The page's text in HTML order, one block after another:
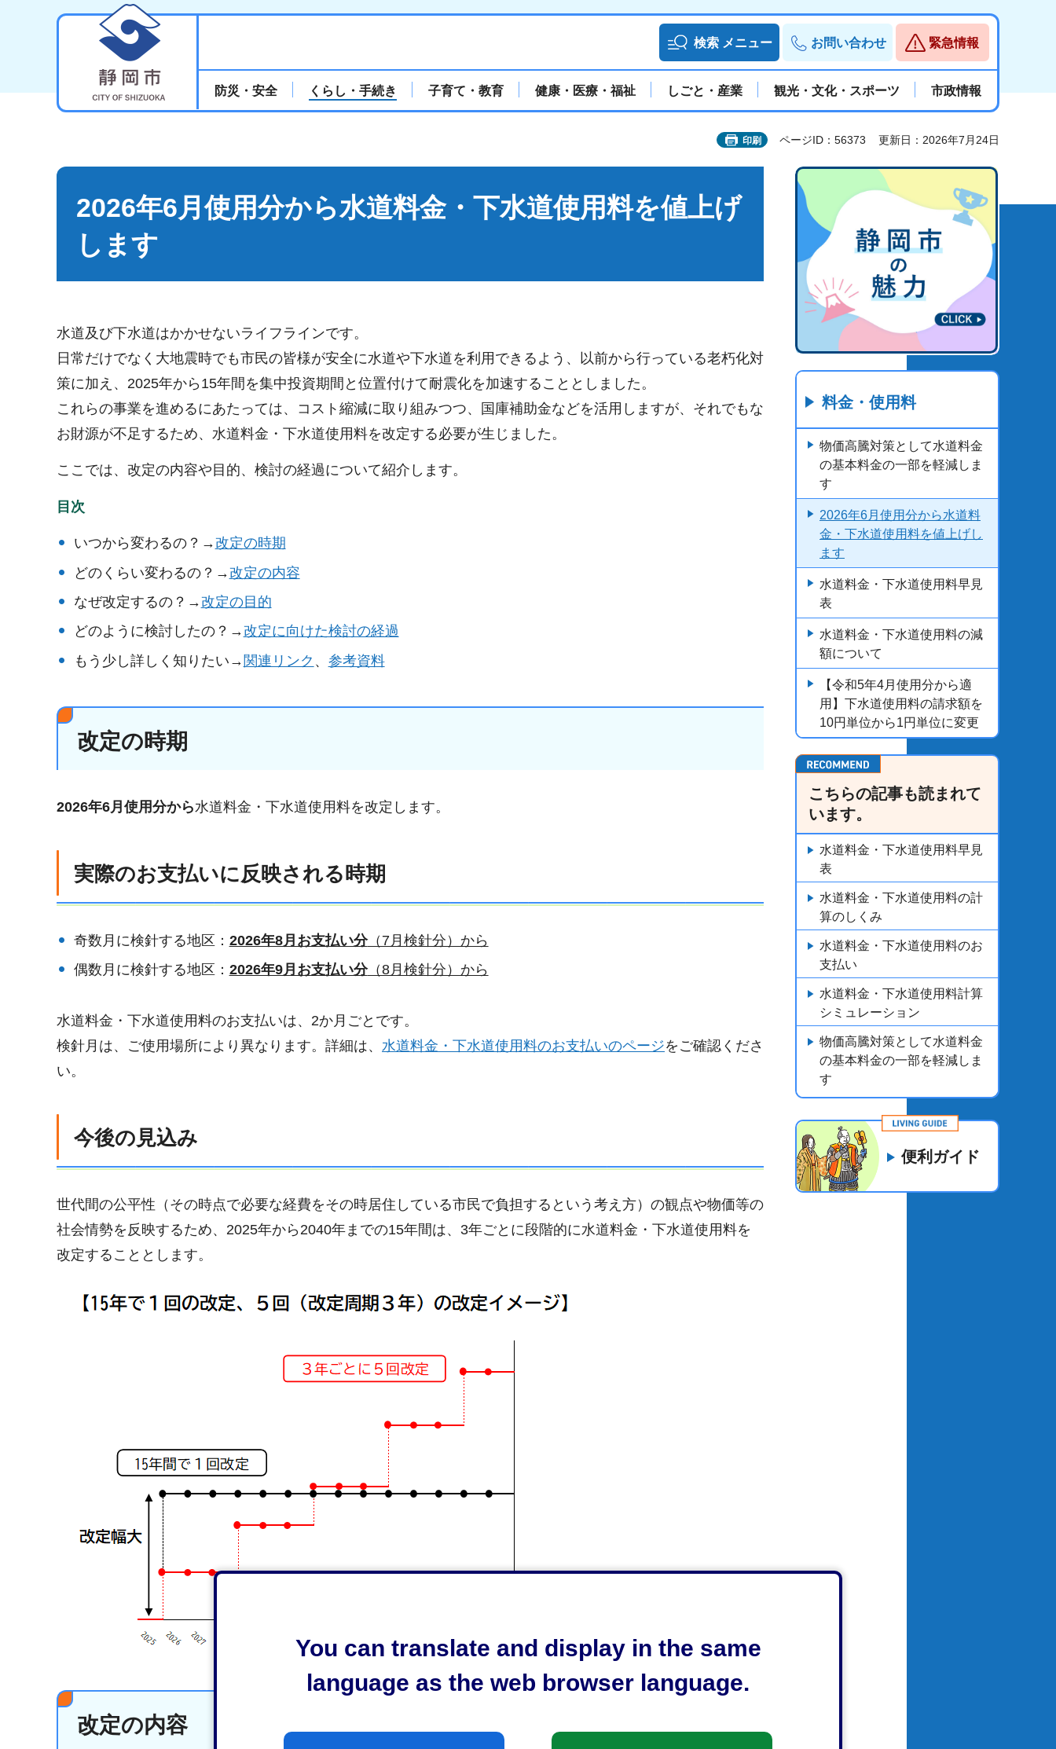
You can translate and display in the same
language as the web browser language.
検索 メニュー お問い合わせ 緊急情報
防災・安全 くらし・手続き 子育て・教育 健康・医療・福祉 しごと・産業 観光・文化・スポーツ 市政情報
印刷 ページID：56373 更新日：2026年7月24日
2026年6月使用分から水道料金・下水道使用料を値上げ
します
水道及び下水道はかかせないライフラインです。
日常だけでなく大地震時でも市民の皆様が安全に水道や下水道を利用できるよう、以前から行っている老朽化対
策に加え、2025年から15年間を集中投資期間と位置付けて耐震化を加速することとしました。
これらの事業を進めるにあたっては、コスト縮減に取り組みつつ、国庫補助金などを活用しますが、それでもな
お財源が不足するため、水道料金・下水道使用料を改定する必要が生じました。
ここでは、改定の内容や目的、検討の経過について紹介します。
目次
いつから変わるの？→改定の時期
どのくらい変わるの？→改定の内容
なぜ改定するの？→改定の目的
どのように検討したの？→改定に向けた検討の経過
もう少し詳しく知りたい→ 関連リンク 、 参考資料
改定の時期
2026年6月使用分から水道料金・下水道使用料を改定します。
実際のお支払いに反映される時期
奇数月に検針する地区： 2026年8月お支払い分（7月検針分）から
偶数月に検針する地区： 2026年9月お支払い分（8月検針分）から
水道料金・下水道使用料のお支払いは、2か月ごとです。
検針月は、ご使用場所により異なります。詳細は、 水道料金・下水道使用料のお支払いのページをご確認くださ
い。
今後の見込み
世代間の公平性（その時点で必要な経費をその時居住している市民で負担するという考え方）の観点や物価等の
社会情勢を反映するため、2025年から2040年までの15年間は、3年ごとに段階的に水道料金・下水道使用料を
改定することとします。
改定の内容
料金・使用料
物価高騰対策として水道料金
の基本料金の一部を軽減しま
す
2026年6月使用分から水道料
金・下水道使用料を値上げし
ます
水道料金・下水道使用料早見
表
水道料金・下水道使用料の減
額について
【令和5年4月使用分から適
用】下水道使用料の請求額を
10円単位から1円単位に変更
こちらの記事も読まれて
います。
水道料金・下水道使用料早見
表
水道料金・下水道使用料の計
算のしくみ
水道料金・下水道使用料のお
支払い
水道料金・下水道使用料計算
シミュレーション
物価高騰対策として水道料金
の基本料金の一部を軽減しま
す
便利ガイド